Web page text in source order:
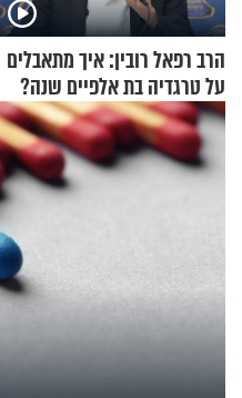
הרב רפאל רובין: איך מתאבלים
על טרגדיה בת אלפיים שנה?